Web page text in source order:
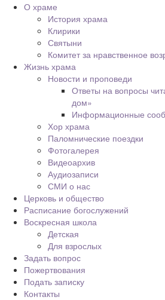
О храме
История храма
Клирики
Святыни
Комитет за нравственное
Жизнь храма
Новости и проповеди
Ответы на вопросы
дом»
Информационные
Хор храма
Паломнические поездки
Фотогалерея
Видеоархив
Аудиозаписи
СМИ о нас
Церковь и общество
Расписание богослужений
Воскресная школа
Детская
Для взрослых
Задать вопрос
Пожертвования
Подать записку
Контакты